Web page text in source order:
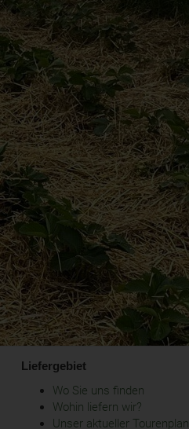
Liefergebiet
Wo Sie uns finden
Wohin liefern wir?
Unser aktueller Tourenplan